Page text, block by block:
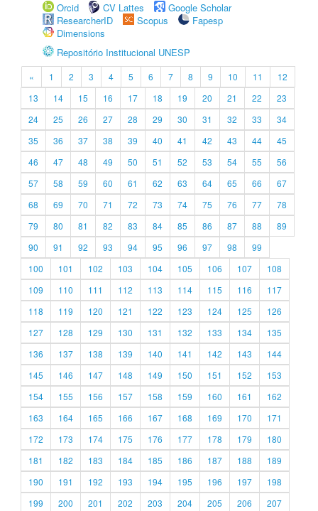
Orcid
CV Lattes
Google Scholar
ResearcherID
Scopus
Fapesp
Dimensions
Repositório Institucional UNESP
« 1 2 3 4 5 6 7 8 9 10 11
12
13
14 15 16 17 18 19 20 21 22
23
24
25 26 27 28 29 30 31 32 33
34
35
36 37 38 39 40 41 42 43 44
45
46
47 48 49 50 51 52 53 54 55
56
57
58 59 60 61 62 63 64 65 66
67
68
69 70 71 72 73 74 75 76 77
78
79
80 81 82 83 84 85 86 87 88
89
90
91 92 93 94 95 96 97 98
99
100
101 102 103 104 105 106 107
108
109
110 111 112 113 114 115 116
117
118
119 120 121 122 123 124 125
126
127
128 129 130 131 132 133 134
135
136
137 138 139 140 141 142 143
144
145
146 147 148 149 150 151 152
153
154
155 156 157 158 159 160 161
162
163
164 165 166 167 168 169 170
171
172
173 174 175 176 177 178 179
180
181
182 183 184 185 186 187 188
189
190
191 192 193 194 195 196 197
198
199
200 201 202 203 204 205 206
207